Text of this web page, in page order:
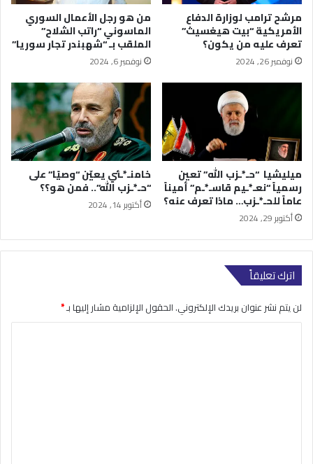
مرشح ترامب لوزارة الدفاع
الأمريكية “بيت هيغسيث”
تعرف عليه من يكون؟
نوفمبر 26, 2024
من هو رجل الأعمال السوري
الماسوني “راتب الشلاح”
الملقب بـ “شهبندر تجار سوريا”
نوفمبر 6, 2024
ميليشيا “حـ*ـزب الله” تعين
رسمياً “نعـ*ـيم قاسـ*ـم” أميناً
عاماً للحـ*ـزب… ماذا تعرف عنه؟
أكتوبر 29, 2024
خامنـ*ـئي يعيّن “وصيًا” على
“حـ*ـزب الله”.. فمن هو؟؟
أكتوبر 14, 2024
اترك تعليقاً
لن يتم نشر عنوان بريدك الإلكتروني.الحقول الإلزامية مشار إليها بـ*